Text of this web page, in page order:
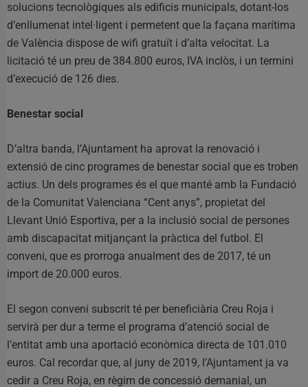
solucions tecnològiques als edificis municipals, dotant-los
d’enllumenat intel·ligent i permetent que la façana marítima
de València dispose de wifi gratuït i d’alta velocitat. La
licitació té un preu de 384.800 euros, IVA inclòs, i un termini
d’execució de 126 dies.
Benestar social
D’altra banda, l’Ajuntament ha aprovat la renovació i
extensió de cinc programes de benestar social que es troben
actius. Un dels programes és el que manté amb la Fundació
de la Comunitat Valenciana “Cent anys”, propietat del
Llevant Unió Esportiva, per a la inclusió social de persones
amb discapacitat mitjançant la pràctica del futbol. El
conveni, que es prorroga anualment des de 2017, té un
import de 20.000 euros.
El segon conveni subscrit té per beneficiària Creu Roja i
servirà per dur a terme el programa d’atenció social de
l’entitat amb una aportació econòmica directa de 101.010
euros. Cal recordar que, al juny de 2019, l’Ajuntament ja va
cedir a Creu Roja, en règim de concessió demanial, un